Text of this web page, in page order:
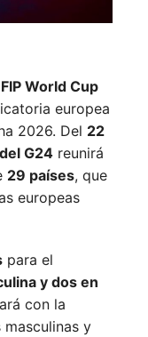
FIP World Cup
europea
2026. Del 22
G24 reunirá
29 países, que
europeas
para el
y dos en
con la
y